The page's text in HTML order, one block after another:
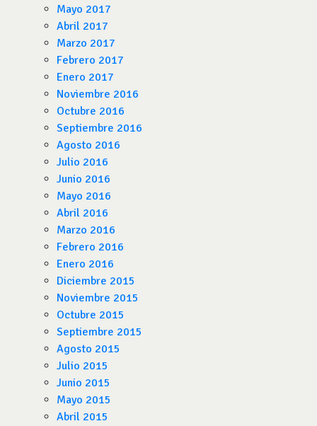
Mayo 2017
Abril 2017
Marzo 2017
Febrero 2017
Enero 2017
Noviembre 2016
Octubre 2016
Septiembre 2016
Agosto 2016
Julio 2016
Junio 2016
Mayo 2016
Abril 2016
Marzo 2016
Febrero 2016
Enero 2016
Diciembre 2015
Noviembre 2015
Octubre 2015
Septiembre 2015
Agosto 2015
Julio 2015
Junio 2015
Mayo 2015
Abril 2015